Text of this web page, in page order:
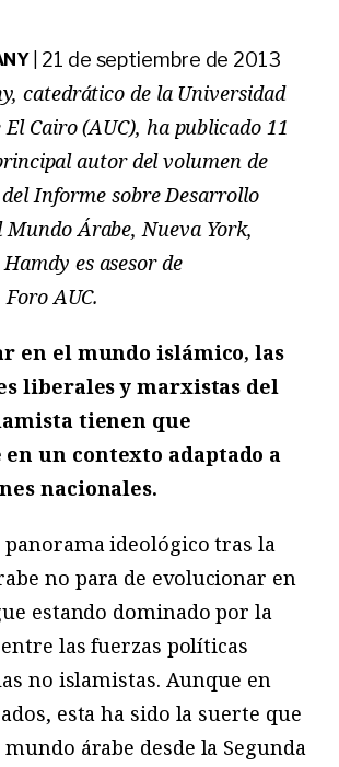
21 de septiembre de 2013
catedrático de la Universidad
Cairo (AUC), ha publicado 11
autor del volumen de
Informe sobre Desarrollo
Mundo Árabe, Nueva York,
es asesor de
AUC.
en el mundo islámico, las
liberales y marxistas del
tienen que
un contexto adaptado a
nacionales.
panorama ideológico tras la
no para de evolucionar en
estando dominado por la
las fuerzas políticas
no islamistas. Aunque en
esta ha sido la suerte que
árabe desde la Segunda